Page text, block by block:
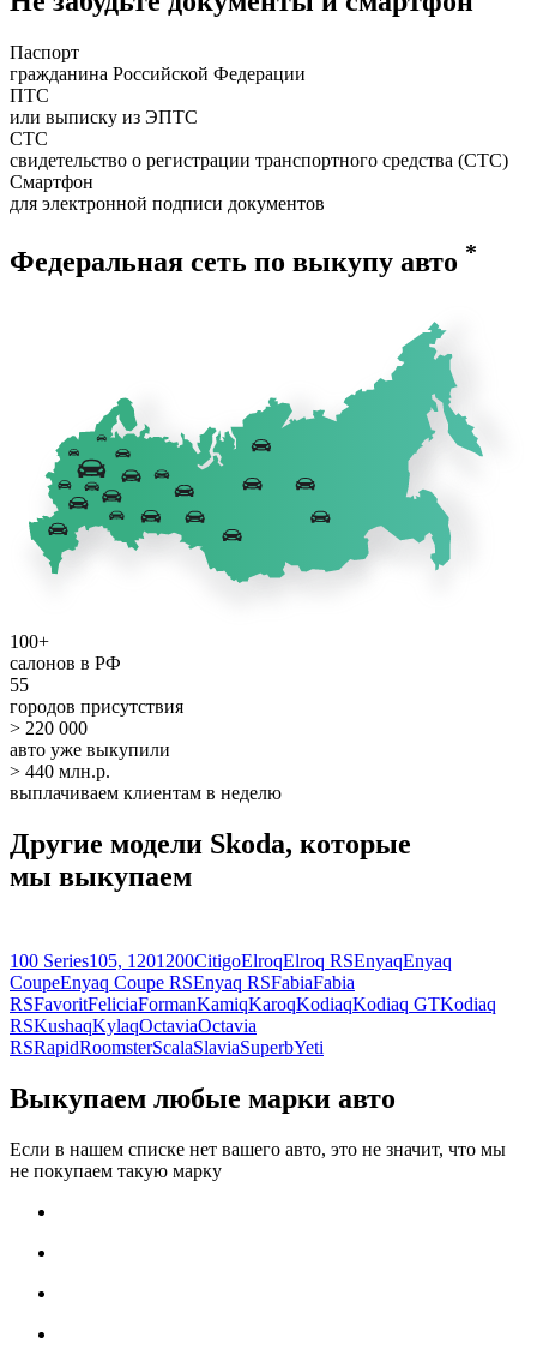
Паспорт
гражданина Российской Федерации
ПТС
или выписку из ЭПТС
СТС
свидетельство о регистрации транспортного средства (СТС)
Смартфон
для электронной подписи документов
Федеральная сеть по выкупу авто *
100+
салонов в РФ
55
городов присутствия
> 220 000
авто уже выкупили
> 440 млн.р.
выплачиваем клиентам в неделю
Другие модели Skoda, которые
мы выкупаем
100 Series105, 1201200CitigoElroqElroq RSEnyaqEnyaq
CoupeEnyaq Coupe RSEnyaq RSFabiaFabia
RSFavoritFeliciaFormanKamiqKaroqKodiaqKodiaq GTKodiaq
RSKushaqKylaqOctaviaOctavia
RSRapidRoomsterScalaSlaviaSuperbYeti
Выкупаем любые марки авто
Если в нашем списке нет вашего авто, это не значит, что мы
не покупаем такую марку